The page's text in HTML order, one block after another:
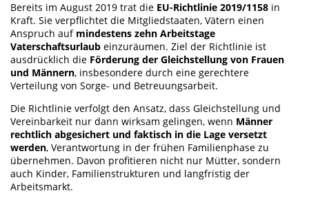
Bereits im August 2019 trat die EU-Richtlinie 2019/1158 in
Kraft. Sie verpflichtet die Mitgliedstaaten, Vätern einen
Anspruch auf mindestens zehn Arbeitstage
Vaterschaftsurlaub einzuräumen. Ziel der Richtlinie ist
ausdrücklich die Förderung der Gleichstellung von Frauen
und Männern, insbesondere durch eine gerechtere
Verteilung von Sorge- und Betreuungsarbeit.
Die Richtlinie verfolgt den Ansatz, dass Gleichstellung und
Vereinbarkeit nur dann wirksam gelingen, wenn Männer
rechtlich abgesichert und faktisch in die Lage versetzt
werden, Verantwortung in der frühen Familienphase zu
übernehmen. Davon profitieren nicht nur Mütter, sondern
auch Kinder, Familienstrukturen und langfristig der
Arbeitsmarkt.